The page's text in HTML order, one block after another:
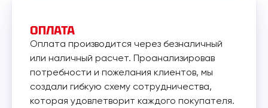
ОПЛАТА
Оплата производится через безналичный
или наличный расчет. Проанализировав
потребности и пожелания клиентов, мы
создали гибкую схему сотрудничества,
которая удовлетворит каждого покупателя.